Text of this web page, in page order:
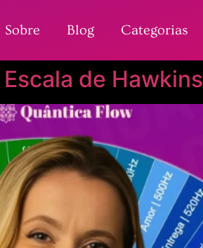
Sobre Blog Categorias
de Hawkins